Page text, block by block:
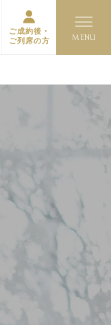
ご成約後・
ご列席の方